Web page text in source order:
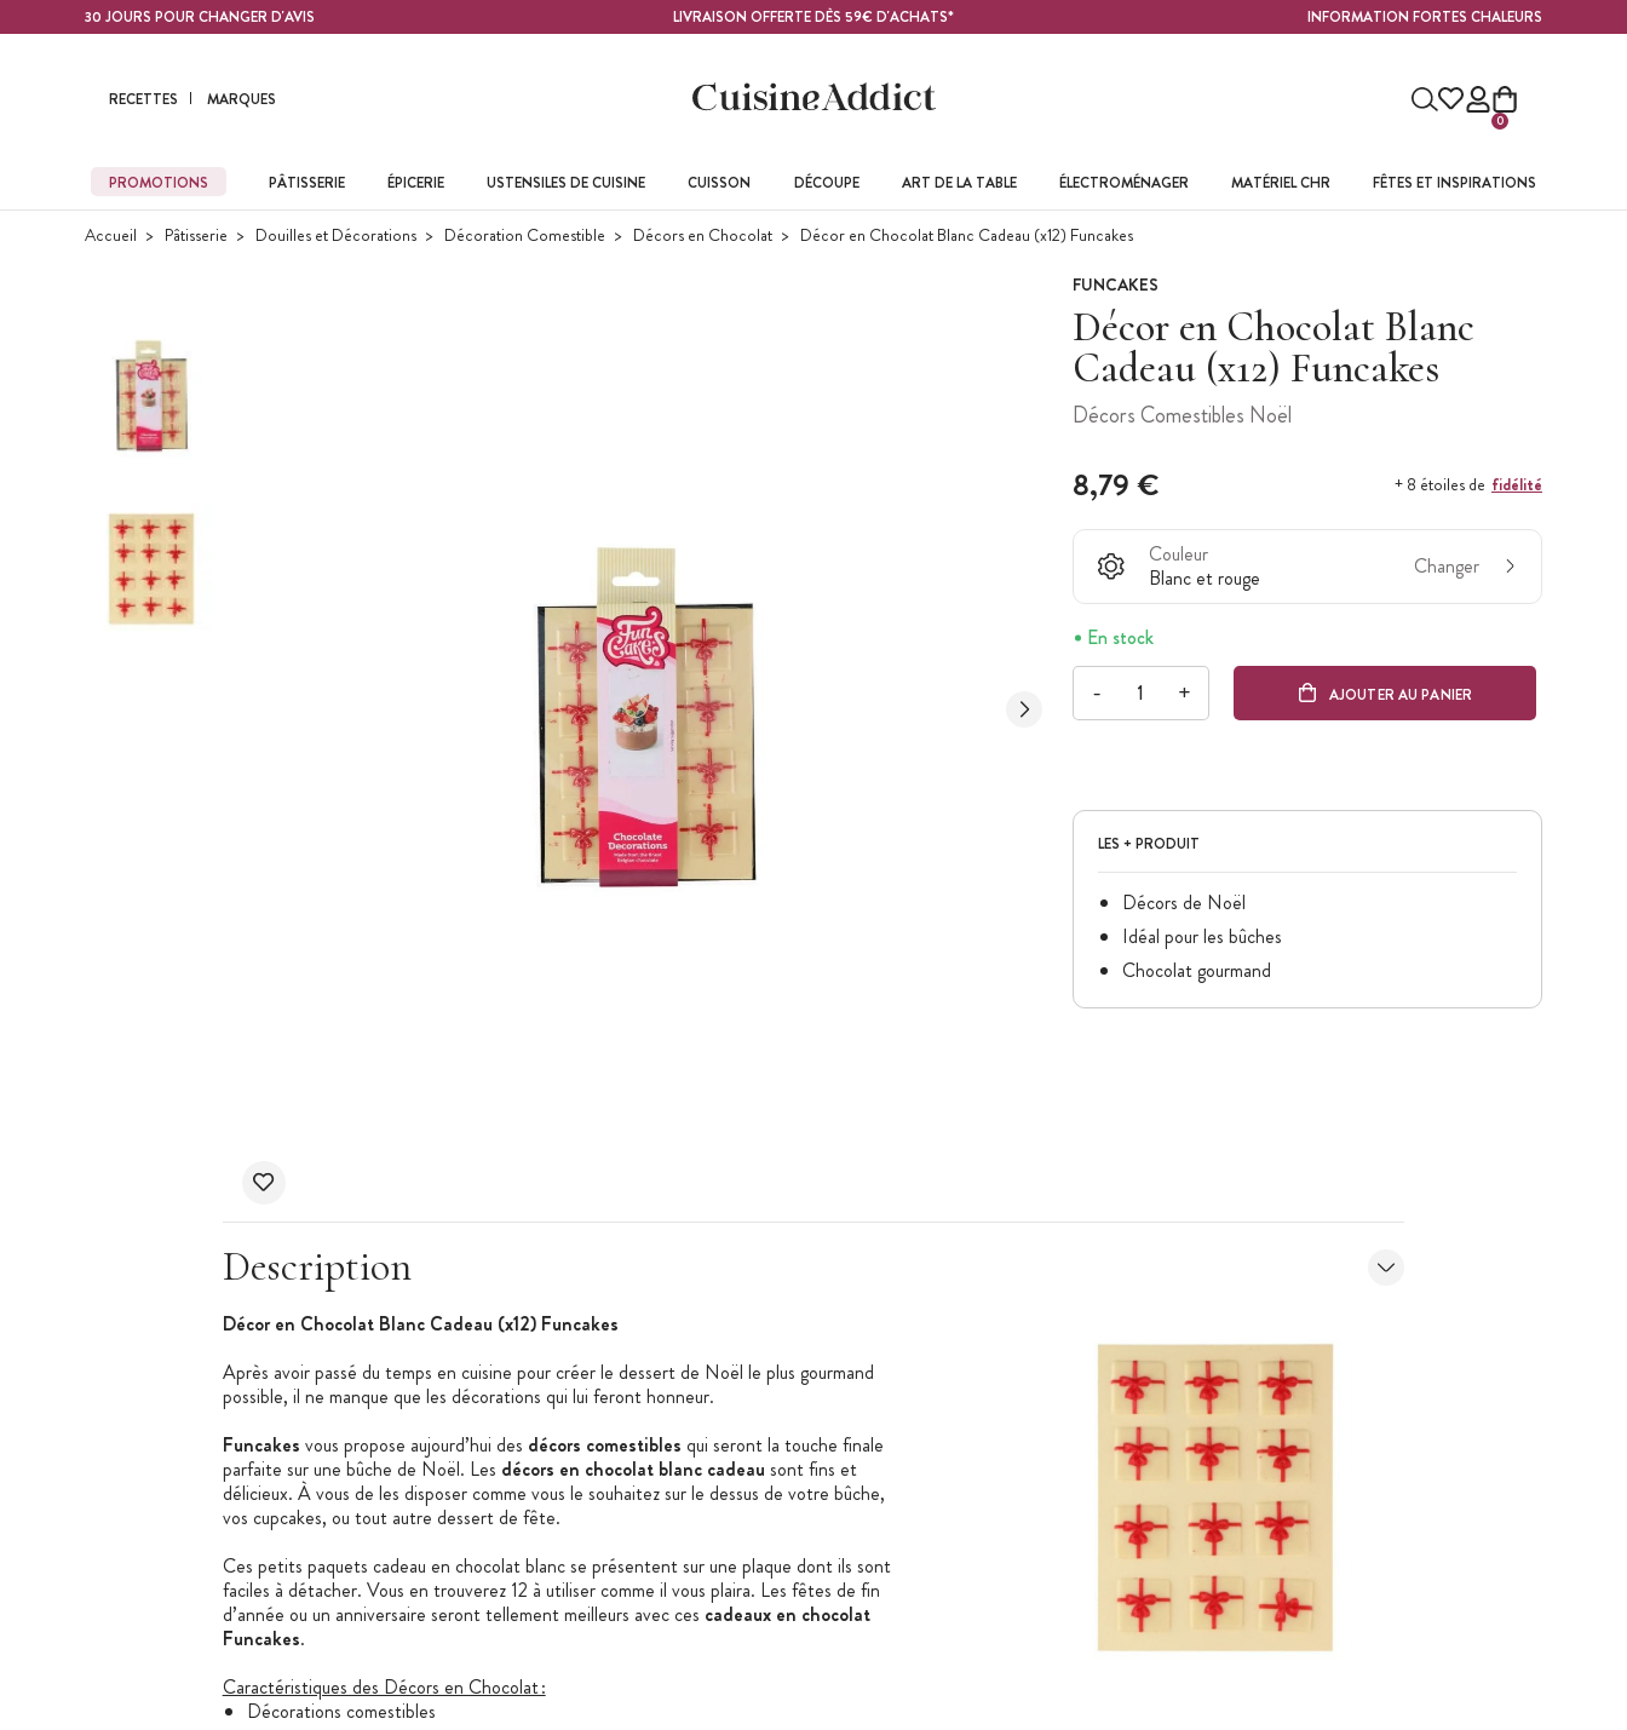
Contenu principal30 JOURS POUR CHANGER D'AVIS LIVRAISON OFFERTE DÈS 59€ D'ACHATS* INFORMATION FORTES CHALEURS
RECETTES MARQUES
0
PROMOTIONS PÂTISSERIE ÉPICERIE USTENSILES DE CUISINE CUISSON DÉCOUPE ART DE LA TABLE ÉLECTROMÉNAGER MATÉRIEL CHR FÊTES ET INSPIRATIONS
Accueil Pâtisserie Douilles et Décorations Décoration Comestible Décors en Chocolat Décor en Chocolat Blanc Cadeau (x12) Funcakes
FUNCAKES
Décor en Chocolat Blanc
Cadeau (x12) Funcakes
Décors Comestibles Noël
8,79 € + 8 étoiles de fidélité
Couleur
Blanc et rouge
Changer
En stock
- + AJOUTER AU PANIER
LES + PRODUIT
Décors de Noël
Idéal pour les bûches
Chocolat gourmand
Description
Décor en Chocolat Blanc Cadeau (x12) Funcakes
Après avoir passé du temps en cuisine pour créer le dessert de Noël le plus gourmand
possible, il ne manque que les décorations qui lui feront honneur.
Funcakes vous propose aujourd’hui des décors comestibles qui seront la touche finale
parfaite sur une bûche de Noël. Les décors en chocolat blanc cadeau sont fins et
délicieux. À vous de les disposer comme vous le souhaitez sur le dessus de votre bûche,
vos cupcakes, ou tout autre dessert de fête.
Ces petits paquets cadeau en chocolat blanc se présentent sur une plaque dont ils sont
faciles à détacher. Vous en trouverez 12 à utiliser comme il vous plaira. Les fêtes de fin
d’année ou un anniversaire seront tellement meilleurs avec ces cadeaux en chocolat
Funcakes.
Caractéristiques des Décors en Chocolat :
Décorations comestibles